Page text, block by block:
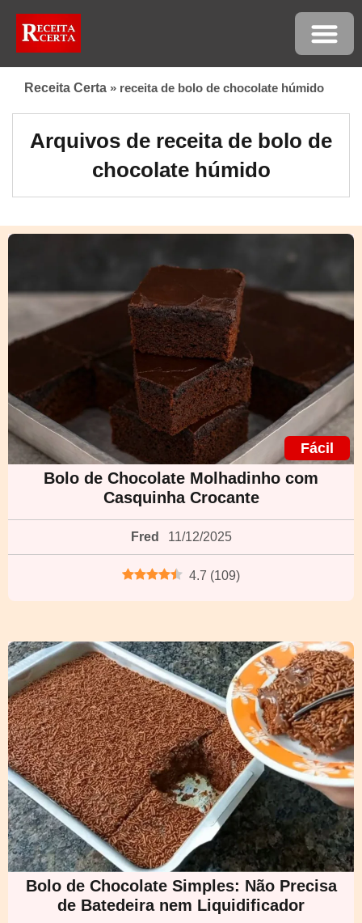
Receita Certa » receita de bolo de chocolate húmido
Arquivos de receita de bolo de
chocolate húmido
Fácil
Bolo de Chocolate Molhadinho com
Casquinha Crocante
Fred 11/12/2025
4.7 (109)
Bolo de Chocolate Simples: Não Precisa
de Batedeira nem Liquidificador